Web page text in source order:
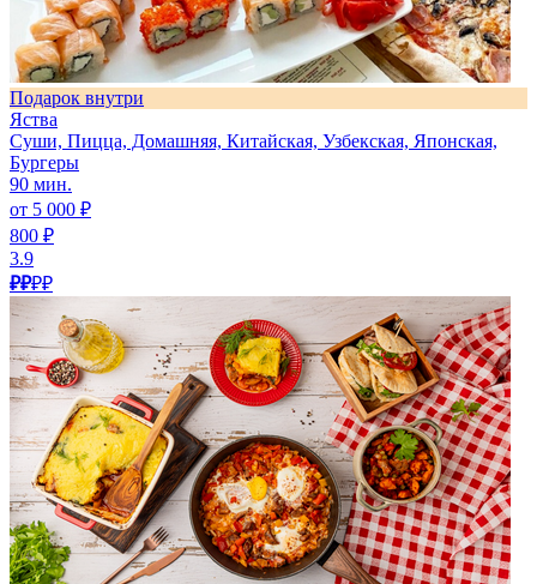
Подарок внутри
Яства
Суши, Пицца, Домашняя, Китайская, Узбекская, Японская,
Бургеры
90 мин.
от 5 000 ₽
800 ₽
3.9
₽₽₽₽